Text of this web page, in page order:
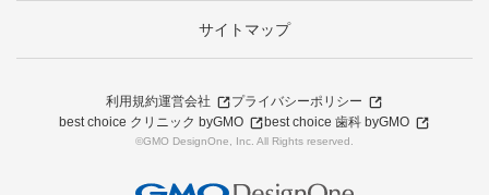
サイトマップ
利用規約運営会社
プライバシーポリシー
best choice クリニック byGMO
best choice 歯科 byGMO
©GMO DesignOne, Inc. All Rights reserved.